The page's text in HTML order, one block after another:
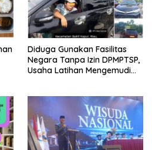
Diduga Gunakan Fasilitas
Negara Tanpa Izin DPMPTSP,
Usaha Latihan Mengemudi